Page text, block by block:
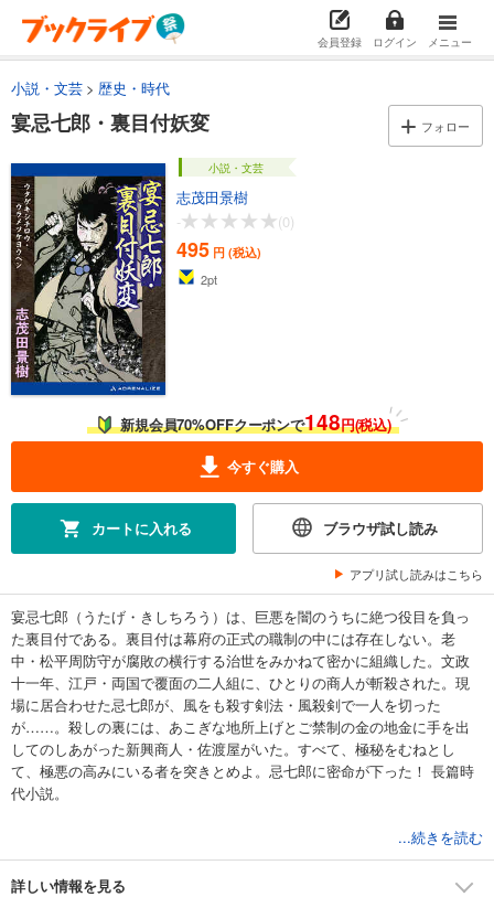
会員登録 ログイン メニュー
小説・文芸 歴史・時代
宴忌七郎・裏目付妖変 フォロー
小説・文芸
志茂田景樹
-
(0)
495 円 (税込)
2pt
新規会員70%OFFクーポンで148円(税込)
今すぐ購入
カートに入れる ブラウザ試し読み
アプリ試し読みはこちら
宴忌七郎（うたげ・きしちろう）は、巨悪を闇のうちに絶つ役目を負っ
た裏目付である。裏目付は幕府の正式の職制の中には存在しない。老
中・松平周防守が腐敗の横行する治世をみかねて密かに組織した。文政
十一年、江戸・両国で覆面の二人組に、ひとりの商人が斬殺された。現
場に居合わせた忌七郎が、風をも殺す剣法・風殺剣で一人を切った
が……。殺しの裏には、あこぎな地所上げとご禁制の金の地金に手を出
してのしあがった新興商人・佐渡屋がいた。すべて、極秘をむねとし
て、極悪の高みにいる者を突きとめよ。忌七郎に密命が下った！ 長篇時
代小説。
静岡県生まれ。おひつじ座のA型。中央大学法学部卒。塾講師、新聞記者
などを経て、1976年秋に『やっとこ探偵』で第27回小説現代新人賞を、
...続きを読む
詳しい情報を見る